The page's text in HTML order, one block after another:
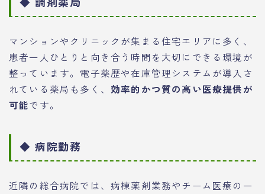
マンションやクリニックが集まる住宅エリアに多く、
患者一人ひとりと向き合う時間を大切にできる環境が
整っています。電子薬歴や在庫管理システムが導入さ
れている薬局も多く、 効率的かつ質の高い医療提供が
可能です。
◆ 病院勤務
近隣の総合病院では、病棟薬剤業務やチーム医療の一